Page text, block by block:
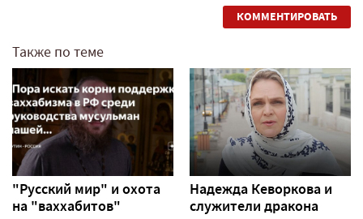
КОММЕНТИРОВАТЬ
Также по теме
"Русский мир" и охота
на "ваххабитов"
Надежда Кеворкова и
служители дракона